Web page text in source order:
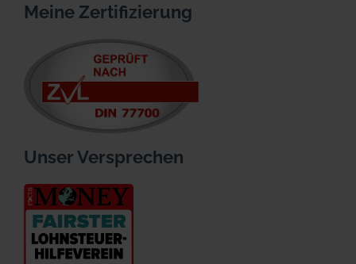
Meine Zertifizierung
Unser Versprechen